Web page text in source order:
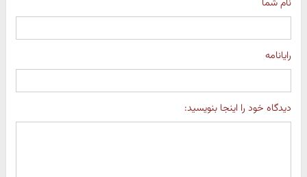
رایانامه
دیدگاه خود را اینجا بنویسید: